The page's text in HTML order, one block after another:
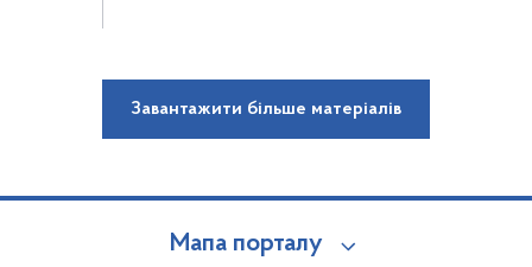
Завантажити більше матеріалів
Мапа порталу